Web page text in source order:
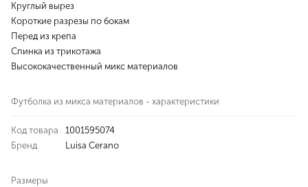
Круглый вырез
Короткие разрезы по бокам
Перед из крепа
Спинка из трикотажа
Высококачественный микс материалов
Футболка из микса материалов - характеристики
Код товара
1001595074
Бренд
Luisa Cerano
Размеры